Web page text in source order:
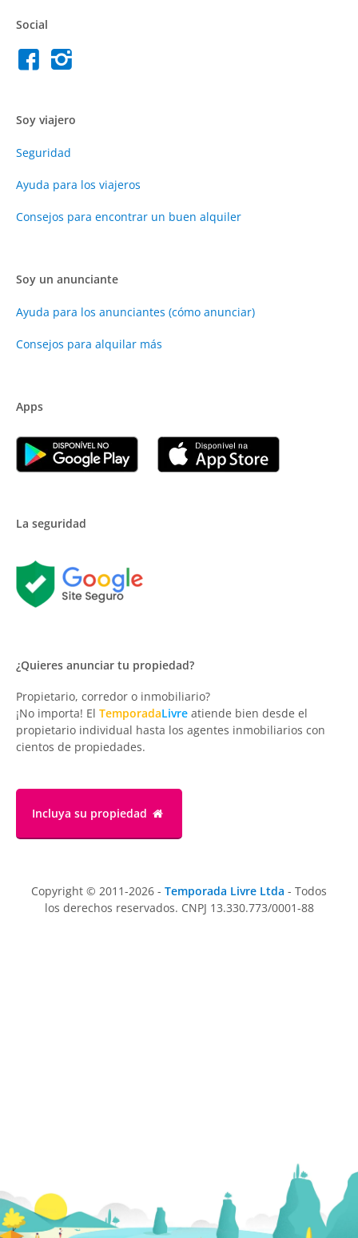
Social
Soy viajero
Seguridad
Ayuda para los viajeros
Consejos para encontrar un buen alquiler
Soy un anunciante
Ayuda para los anunciantes (cómo anunciar)
Consejos para alquilar más
Apps
La seguridad
¿Quieres anunciar tu propiedad?
Propietario, corredor o inmobiliario?
¡No importa! El TemporadaLivre atiende bien desde el
propietario individual hasta los agentes inmobiliarios con
cientos de propiedades.
Incluya su propiedad
Copyright © 2011-2026 - Temporada Livre Ltda - Todos
los derechos reservados. CNPJ 13.330.773/0001-88